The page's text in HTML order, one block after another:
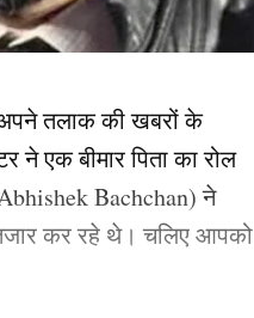
अपने तलाक की खबरों के
ने एक बीमार पिता का रोल
Bachchan) ने
कर रहे थे। चलिए आपको